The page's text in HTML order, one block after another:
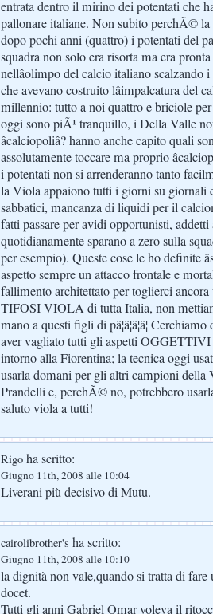
entrata dentro il mirino dei potentati che
pallonare italiane. Non subito perchÃ©
dopo pochi anni (quattro) i potentati del
squadra non solo era risorta ma era
nellâolimpo del calcio italiano scalzando i
che avevano costruito lâimpalcatura del
millennio: tutto a noi quattro e briciole
oggi sono piÃ¹ tranquillo, i Della Valle
âcalciopoliâ? hanno anche capito quali
assolutamente toccare ma proprio
i potentati non si arrenderanno tanto
la Viola appaiono tutti i giorni su giornali
sabbatici, mancanza di liquidi per il
fatti passare per avidi opportunisti,
quotidianamente sparano a zero sulla
per esempio). Queste cose le ho definite
aspetto sempre un attacco frontale e
fallimento architettato per toglierci
TIFOSI VIOLA di tutta Italia, non
mano a questi figli di pâ¦â¦â¦â¦
aver vagliato tutti gli aspetti OGGETTIVI
intorno alla Fiorentina; la tecnica oggi
usarla domani per gli altri campioni della
Prandelli e, perchÃ© no, potrebbero
saluto viola a tutti!
Rigo ha scritto:
Giugno 11th, 2008 alle 10:04
Liverani più decisivo di Mutu.
cairolibrother's ha scritto:
Giugno 11th, 2008 alle 10:10
la dignità non vale,quando si tratta di
docet.
Tutti gli anni Gabriel Omar voleva il